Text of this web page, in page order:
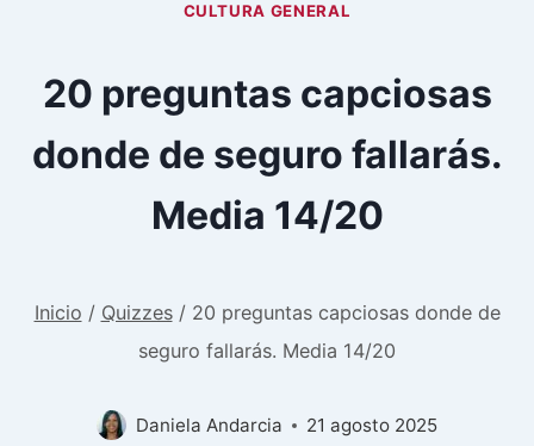
CULTURA GENERAL
20 preguntas capciosas
donde de seguro fallarás.
Media 14/20
Inicio / Quizzes / 20 preguntas capciosas donde de
seguro fallarás. Media 14/20
Daniela Andarcia 21 agosto 2025